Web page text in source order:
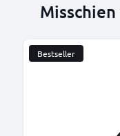
Bestseller